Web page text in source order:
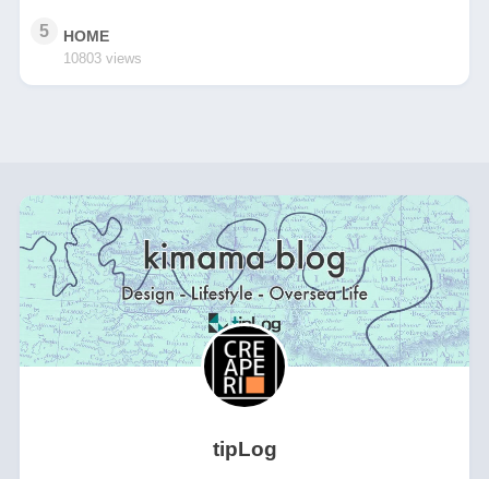
5 HOME
10803 views
tipLog